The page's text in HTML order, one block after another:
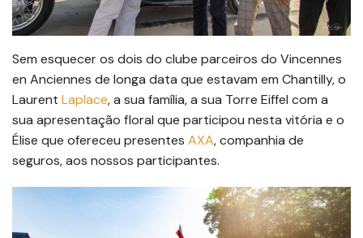
Sem esquecer os dois do clube parceiros do Vincennes
en Anciennes de longa data que estavam em Chantilly, o
Laurent Laplace, a sua família, a sua Torre Eiffel com a
sua apresentação floral que participou nesta vitória e o
Élise que ofereceu presentes AXA, companhia de
seguros, aos nossos participantes.